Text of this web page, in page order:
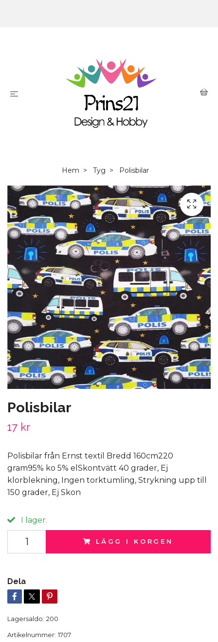
Hem Tyg Polisbilar
Polisbilar
17 kr
Polisbilar från Ernst textil Bredd 160cm220
gram95% ko 5% elSkontvätt 40 grader, Ej
klorblekning, Ingen torktumling, Strykning upp till
150 grader, Ej Skon
I lager.
LÄGG I KORGEN
Dela
Lagersaldo: 200
Artikelnummer: 1707